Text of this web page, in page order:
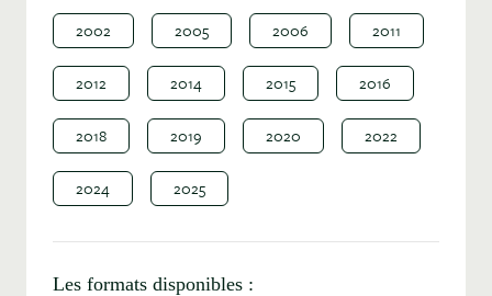
2002 2005 2006 2011
2012 2014 2015 2016
2018 2019 2020 2022
2024 2025
Les formats disponibles :